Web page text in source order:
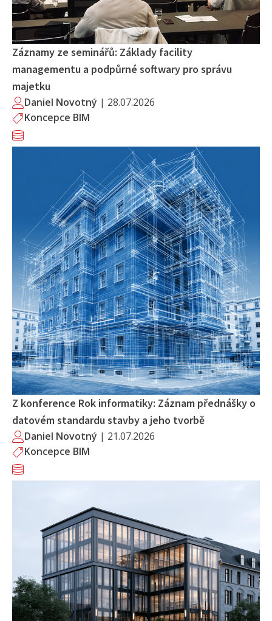
Záznamy ze seminářů: Základy facility
managementu a podpůrné softwary pro správu
majetku
Daniel Novotný | 28.07.2026
Koncepce BIM
Z konference Rok informatiky: Záznam přednášky o
datovém standardu stavby a jeho tvorbě
Daniel Novotný | 21.07.2026
Koncepce BIM